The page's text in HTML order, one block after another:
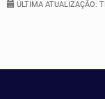
ÚLTIMA ATUALIZAÇÃO: